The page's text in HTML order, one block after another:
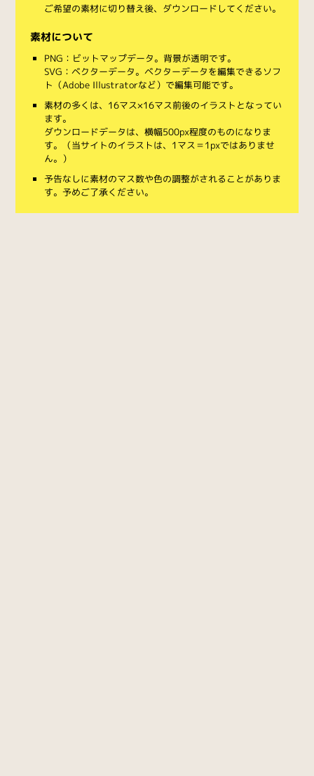
ご希望の素材に切り替え後、ダウンロードしてください。
素材について
PNG：ビットマップデータ。背景が透明です。
SVG：ベクターデータ。ベクターデータを編集できるソフ
ト（Adobe Illustratorなど）で編集可能です。
素材の多くは、16マス×16マス前後のイラストとなってい
ます。
ダウンロードデータは、横幅500px程度のものになりま
す。（当サイトのイラストは、1マス＝1pxではありませ
ん。）
予告なしに素材のマス数や色の調整がされることがありま
す。予めご了承ください。